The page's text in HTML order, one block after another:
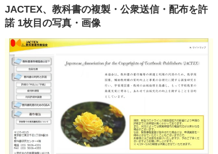
JACTEX、教科書の複製・公衆送信・配布を許
諾 1枚目の写真・画像